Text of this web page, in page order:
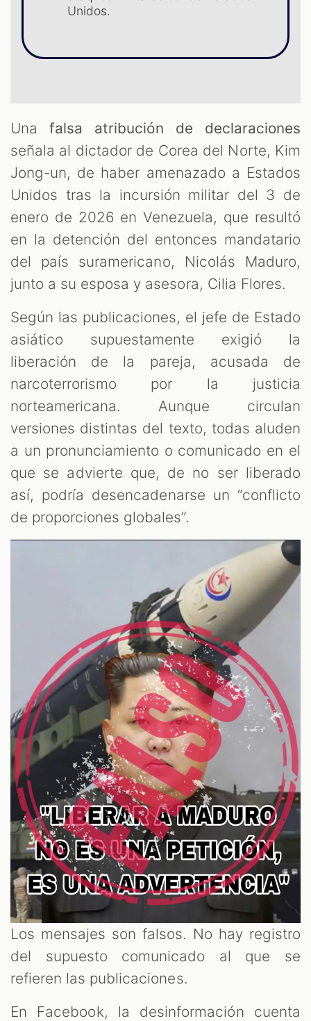
Unidos.
Unafalsa atribución de declaraciones
señala al dictador de Corea del Norte, Kim
Jong-un, de haber amenazado a Estados
Unidos tras la incursión militar del 3 de
enero de 2026 en Venezuela, que resultó
en la detención del entonces mandatario
del país suramericano, Nicolás Maduro,
junto a su esposa y asesora, Cilia Flores.
Según las publicaciones, el jefe de Estado
asiático supuestamente exigió la
liberación de la pareja, acusada de
narcoterrorismo por la justicia
norteamericana. Aunque circulan
versiones distintas del texto, todas aluden
a un pronunciamiento o comunicado en el
que se advierte que, de no ser liberado
así, podría desencadenarse un “conflicto
de proporciones globales”.
Los mensajes son falsos. No hay registro
del supuesto comunicado al que se
refieren las publicaciones.
En Facebook, la desinformación cuenta